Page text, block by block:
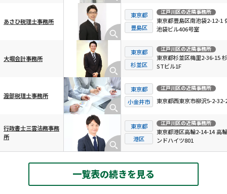
あさひ税理士事務所
東京都
豊島区
江戸川区の近隣事務所
東京都豊島区南池袋2-12-1
池袋ビル406号室
大堀会計事務所
東京都
杉並区
江戸川区の近隣事務所
東京都杉並区梅里2-36-15
STビル1F
渡部税理士事務所
東京都
小金井市
江戸川区の近隣事務所
東京都西東京市柳沢5-2-32-
行政書士三雲法務事務
所
東京都
港区
江戸川区の近隣事務所
東京都港区高輪2-14-14 高
ンドハイツ801
一覧表の続きを見る